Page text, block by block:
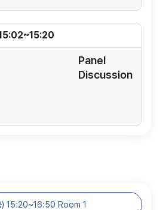
Panel
Discussion
15:20~16:50 Room 1